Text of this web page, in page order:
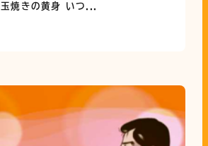
焼きの黄身 いつ...